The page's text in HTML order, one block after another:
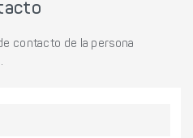
contacto de la persona